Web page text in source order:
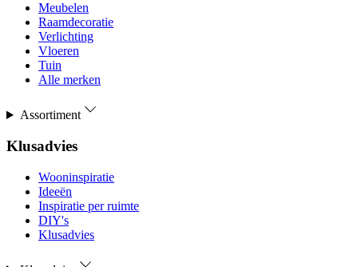
Meubelen
Raamdecoratie
Verlichting
Vloeren
Tuin
Alle merken
Assortiment
Klusadvies
Wooninspiratie
Ideeën
Inspiratie per ruimte
DIY's
Klusadvies